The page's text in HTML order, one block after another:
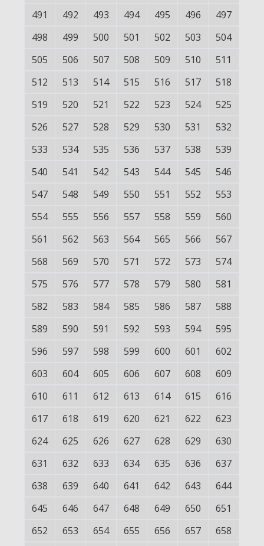
491 492 493 494 495 496
497
498
499 500 501 502 503
504
505
506 507 508 509 510
511
512
513 514 515 516 517
518
519
520 521 522 523 524
525
526
527 528 529 530 531
532
533
534 535 536 537 538
539
540
541 542 543 544 545
546
547
548 549 550 551 552
553
554
555 556 557 558 559
560
561
562 563 564 565 566
567
568
569 570 571 572 573
574
575
576 577 578 579 580
581
582
583 584 585 586 587
588
589
590 591 592 593 594
595
596
597 598 599 600 601
602
603
604 605 606 607 608
609
610
611 612 613 614 615
616
617
618 619 620 621 622
623
624
625 626 627 628 629
630
631
632 633 634 635 636
637
638
639 640 641 642 643
644
645
646 647 648 649 650
651
652
653 654 655 656 657
658